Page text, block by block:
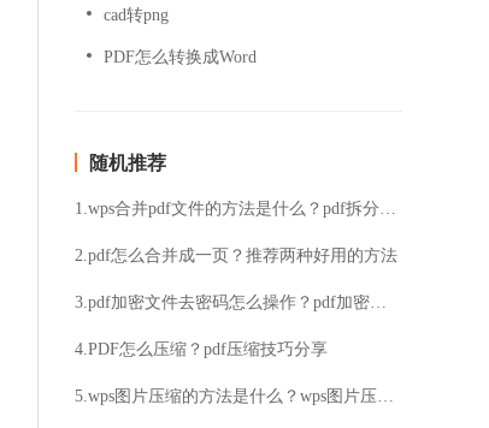
cad转png
PDF怎么转换成Word
随机推荐
1.wps合并pdf文件的方法是什么？pdf拆分简单方法分享
2.pdf怎么合并成一页？推荐两种好用的方法
3.pdf加密文件去密码怎么操作？pdf加密文件去密码技巧图文分享
4.PDF怎么压缩？pdf压缩技巧分享
5.wps图片压缩的方法是什么？wps图片压缩的具体步骤